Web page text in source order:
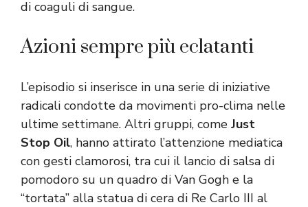
di coaguli di sangue.
Azioni sempre più eclatanti
L’episodio si inserisce in una serie di iniziative
radicali condotte da movimenti pro-clima nelle
ultime settimane. Altri gruppi, come Just
Stop Oil, hanno attirato l’attenzione mediatica
con gesti clamorosi, tra cui il lancio di salsa di
pomodoro su un quadro di Van Gogh e la
“tortata” alla statua di cera di Re Carlo III al